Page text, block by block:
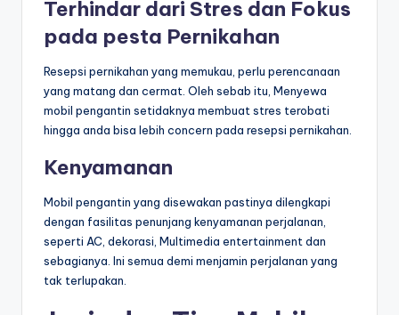
Terhindar dari Stres dan Fokus
pada pesta Pernikahan
Resepsi pernikahan yang memukau, perlu perencanaan
yang matang dan cermat. Oleh sebab itu, Menyewa
mobil pengantin setidaknya membuat stres terobati
hingga anda bisa lebih concern pada resepsi pernikahan.
Kenyamanan
Mobil pengantin yang disewakan pastinya dilengkapi
dengan fasilitas penunjang kenyamanan perjalanan,
seperti AC, dekorasi, Multimedia entertainment dan
sebagianya. Ini semua demi menjamin perjalanan yang
tak terlupakan.